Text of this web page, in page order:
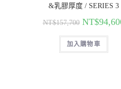
&乳膠厚度 / SERIES 3
NT$157,700 NT$
加入購物車